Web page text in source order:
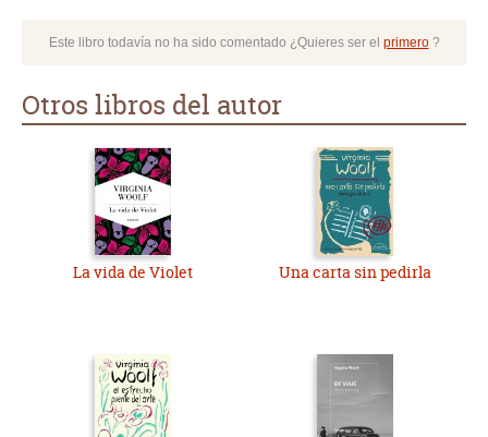
Este libro todavía no ha sido comentado ¿Quieres ser el primero?
Otros libros del autor
La vida de Violet Una carta sin pedirla